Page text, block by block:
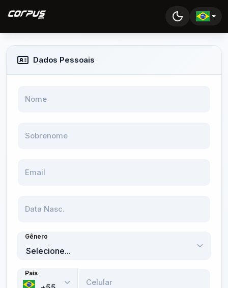
Dados Pessoais
Nome
Sobrenome
Email
Data Nasc.
Gênero
País
Celular